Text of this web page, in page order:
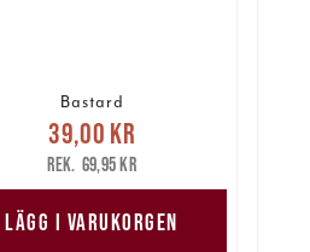
Bastard
Nuvarande pris
39,00 krTidigare pris
69,95 kr
39,00 kr
69,95 kr
LÄGG I VARUKORGEN